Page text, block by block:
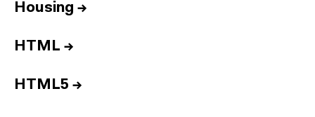
Housing →
HTML →
HTML5 →